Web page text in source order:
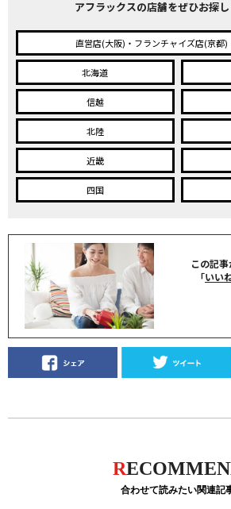
アフラックスの店舗をぜひお探し
直営店(大阪)・フランチャイズ店(京都)
北海道
信越
北陸
近畿
四国
この記
「いい
R
合わせて読みたい関連記